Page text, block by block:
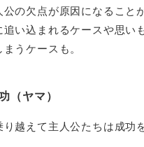
公の欠点が原因になること
追い込まれるケースや思い
うケースも。
（ヤマ）
り越えて主人公たちは成功